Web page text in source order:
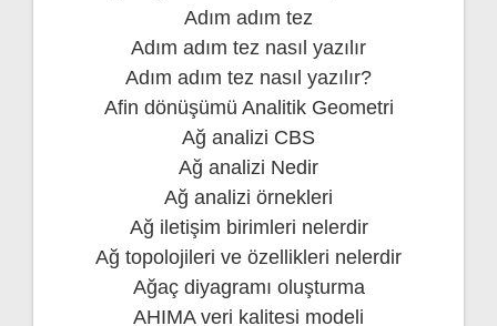
Adım adım tez
Adım adım tez nasıl yazılır
Adım adım tez nasıl yazılır?
Afin dönüşümü Analitik Geometri
Ağ analizi CBS
Ağ analizi Nedir
Ağ analizi örnekleri
Ağ iletişim birimleri nelerdir
Ağ topolojileri ve özellikleri nelerdir
Ağaç diyagramı oluşturma
AHIMA veri kalitesi modeli